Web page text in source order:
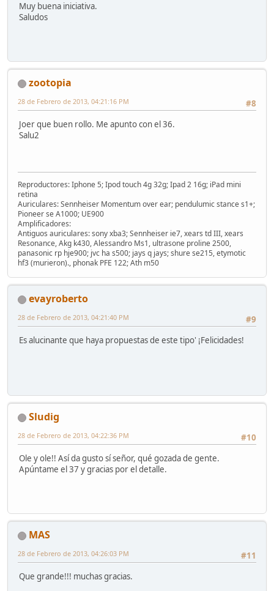
Muy buena iniciativa.
Saludos
zootopia
#8
28 de Febrero de 2013, 04:21:16 PM
Joer que buen rollo. Me apunto con el 36.
Salu2
Reproductores: Iphone 5; Ipod touch 4g 32g; Ipad 2 16g; iPad mini
retina
Auriculares: Sennheiser Momentum over ear; pendulumic stance s1+;
Pioneer se A1000; UE900
Amplificadores:
Antiguos auriculares: sony xba3; Sennheiser ie7, xears td III, xears
Resonance, Akg k430, Alessandro Ms1, ultrasone proline 2500,
panasonic rp hje900; jvc ha s500; jays q jays; shure se215, etymotic
hf3 (murieron)., phonak PFE 122; Ath m50
evayroberto
#9
28 de Febrero de 2013, 04:21:40 PM
Es alucinante que haya propuestas de este tipo' ¡Felicidades!
Sludig
#10
28 de Febrero de 2013, 04:22:36 PM
Ole y ole!! Así da gusto sí señor, qué gozada de gente.
Apúntame el 37 y gracias por el detalle.
MAS
#11
28 de Febrero de 2013, 04:26:03 PM
Que grande!!! muchas gracias.